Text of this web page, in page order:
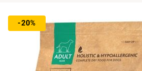
Blog
Akcija!
-20%